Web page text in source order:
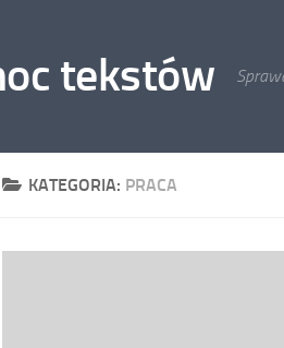
tekstów
KATEGORIA: PRACA